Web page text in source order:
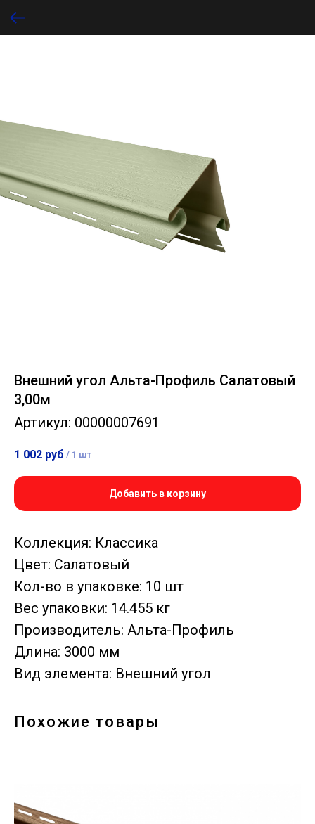
Внешний угол Альта-Профиль Салатовый
3,00м
Артикул: 00000007691
1 002 руб / 1 шт
Добавить в корзину
Коллекция: Классика
Цвет: Салатовый
Кол-во в упаковке: 10 шт
Вес упаковки: 14.455 кг
Производитель: Альта-Профиль
Длина: 3000 мм
Вид элемента: Внешний угол
Похожие товары